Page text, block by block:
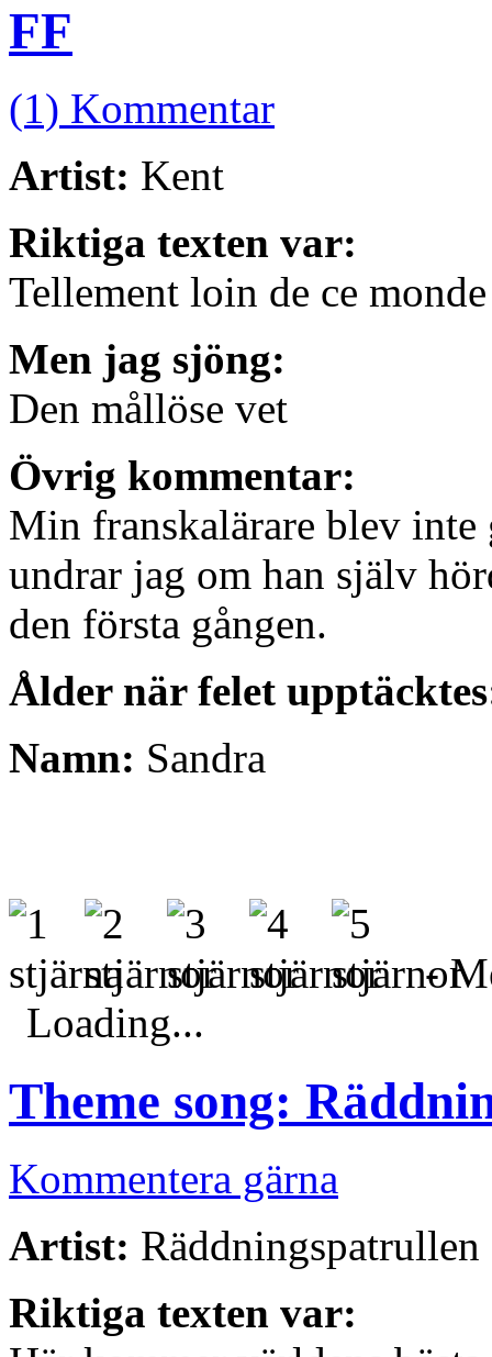
FF
(1) Kommentar
Artist: Kent
Riktiga texten var:
Tellement loin de ce monde
Men jag sjöng:
Den mållöse vet
Övrig kommentar:
Min franskalärare blev inte
undrar jag om han själv
den första gången.
Ålder när felet
Namn: Sandra
-
Loading...
Theme song:
Kommentera gärna
Artist:
Riktiga texten var: